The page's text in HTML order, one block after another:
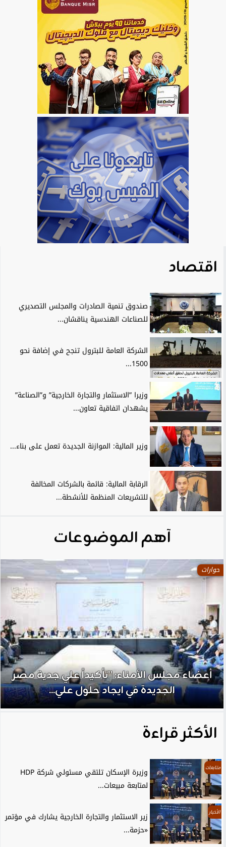
اقتصاد
صندوق تنمية الصادرات والمجلس التصديري
للصناعات الهندسية يناقشان...
الشركة العامة للبترول تنجح في إضافة نحو
1500...
وزيرا ”الاستثمار والتجارة الخارجية” و”الصناعة”
يشهدان اتفاقية تعاون...
وزير المالية: الموازنة الجديدة تعمل على بناء...
الرقابة المالية: قائمة بالشركات المخالفة
للتشريعات المنظمة للأنشطة...
آهم الموضوعات
حوارات
أعضاء مجلس الأمناء: ”تأكيداً علي جدية مصر
الجديدة في ايجاد حلول علي...
الأكثر قراءة
متابعات
وزيرة الإسكان تلتقي مسئولي شركة HDP
لمتابعة مبيعات...
الأخبار
زير الاستثمار والتجارة الخارجية يشارك في مؤتمر
«حزمة...